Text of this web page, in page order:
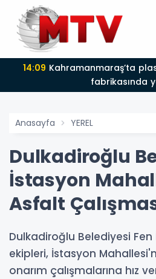
14:09
fabrikasında
Anasayfa YEREL
Dulkadiroğlu
İstasyon
Asfalt
Dulkadiroğlu Belediyesi
ekipleri, İstasyon
onarım çalışmalarına hız